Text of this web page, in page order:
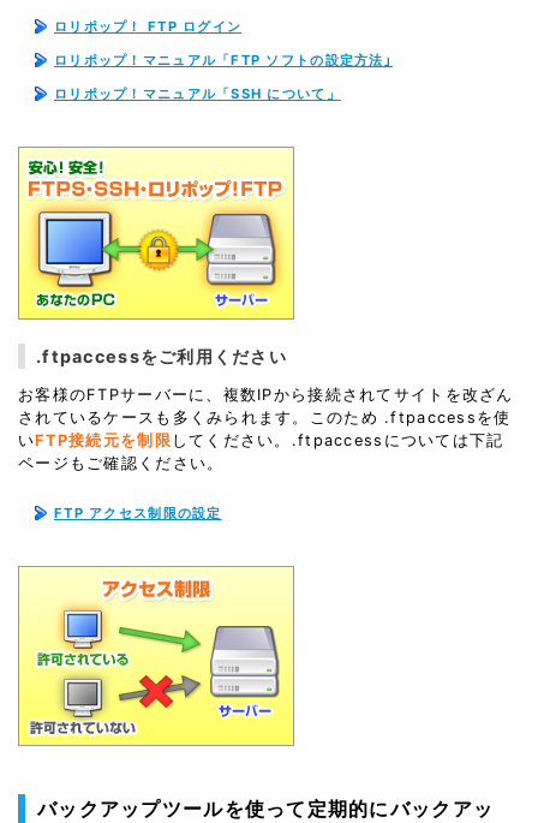
ロリポップ！ FTP ログイン
ロリポップ！マニュアル「FTP ソフトの設定方法」
ロリポップ！マニュアル「SSH について」
.ftpaccessをご利用ください
お客様のFTPサーバーに、複数IPから接続されてサイトを改ざん
されているケースも多くみられます。このため .ftpaccessを使
いFTP接続元を制限 してください。.ftpaccessについては下記
ページもご確認ください。
FTP アクセス制限の設定
バックアップツールを使って定期的にバックアッ